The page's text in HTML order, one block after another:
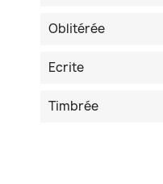
Oblitérée
Ecrite
Timbrée